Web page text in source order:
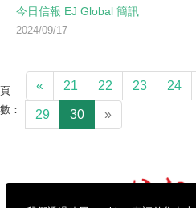
今日信報 EJ Global 簡訊
2024/09/17
頁
數：
« 21 22 23 24
29 30 »